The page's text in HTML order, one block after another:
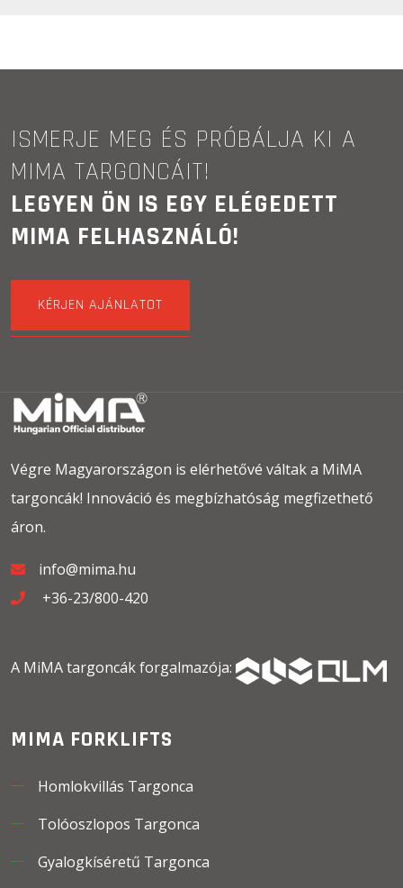
ISMERJE MEG ÉS PRÓBÁLJA KI A
MIMA TARGONCÁIT!
LEGYEN ÖN IS EGY ELÉGEDETT
MIMA FELHASZNÁLÓ!
KÉRJEN AJÁNLATOT
Végre Magyarországon is elérhetővé váltak a MiMA
targoncák! Innováció és megbízhatóság megfizethető
áron.
info@mima.hu
+36-23/800-420
A MiMA targoncák forgalmazója:
MIMA FORKLIFTS
Homlokvillás Targonca
Tolóoszlopos Targonca
Gyalogkíséretű Targonca